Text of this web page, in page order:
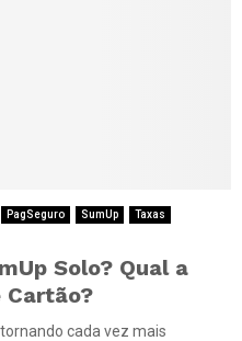
PagSeguro SumUp
Taxas
Solo? Qual a
Cartão?
cada vez mais